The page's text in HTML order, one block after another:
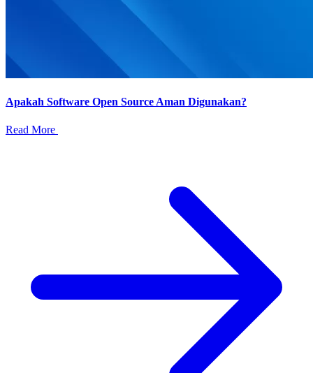
Apakah Software Open Source Aman Digunakan?
Read More